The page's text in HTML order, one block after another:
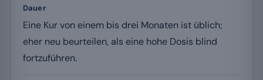
Dauer
Eine Kur von einem bis drei Monaten ist üblich;
eher neu beurteilen, als eine hohe Dosis blind
fortzuführen.